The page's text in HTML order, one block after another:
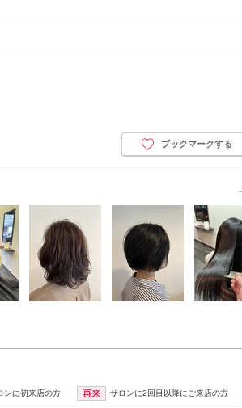
ブックマークする
ンに初来店の方 再来 サロンに2回目以降にご来店の方